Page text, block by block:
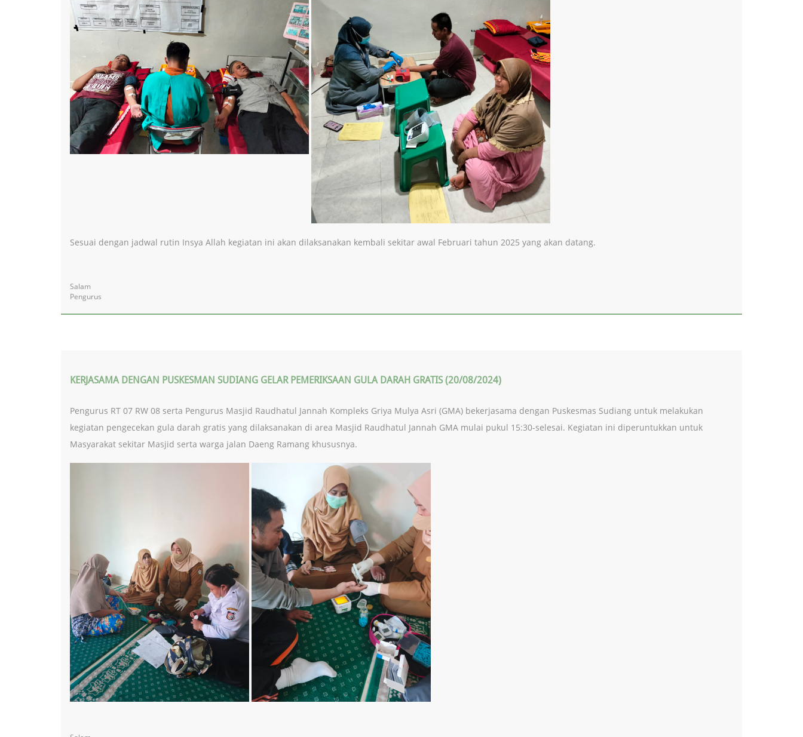
Sesuai dengan jadwal rutin Insya Allah kegiatan ini akan dilaksanakan kembali sekitar awal Februari tahun 2025 yang akan datang.
Salam
Pengurus
KERJASAMA DENGAN PUSKESMAN SUDIANG GELAR PEMERIKSAAN GULA DARAH GRATIS (20/08/2024)
Pengurus RT 07 RW 08 serta Pengurus Masjid Raudhatul Jannah Kompleks Griya Mulya Asri (GMA) bekerjasama dengan Puskesmas Sudiang untuk melakukan
kegiatan pengecekan gula darah gratis yang dilaksanakan di area Masjid Raudhatul Jannah GMA mulai pukul 15:30-selesai. Kegiatan ini diperuntukkan untuk
Masyarakat sekitar Masjid serta warga jalan Daeng Ramang khususnya.